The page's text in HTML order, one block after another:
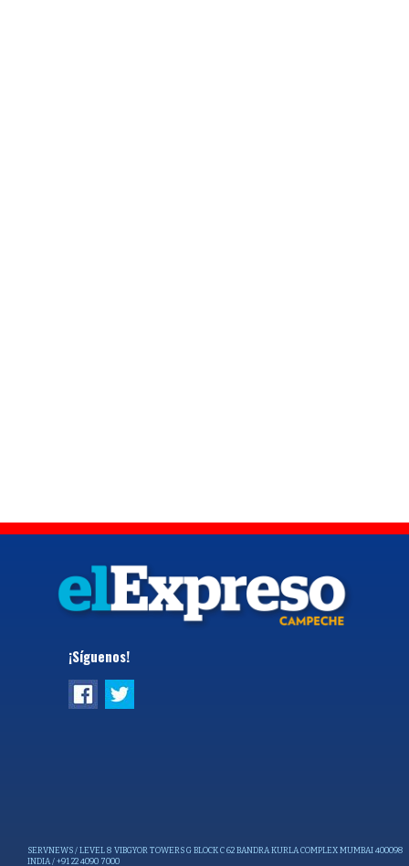
¡Síguenos!
SERVNEWS / LEVEL 8 VIBGYOR TOWERS G BLOCK C 62 BANDRA KURLA COMPLEX MUMBAI 400098
INDIA / +91 22 4090 7000